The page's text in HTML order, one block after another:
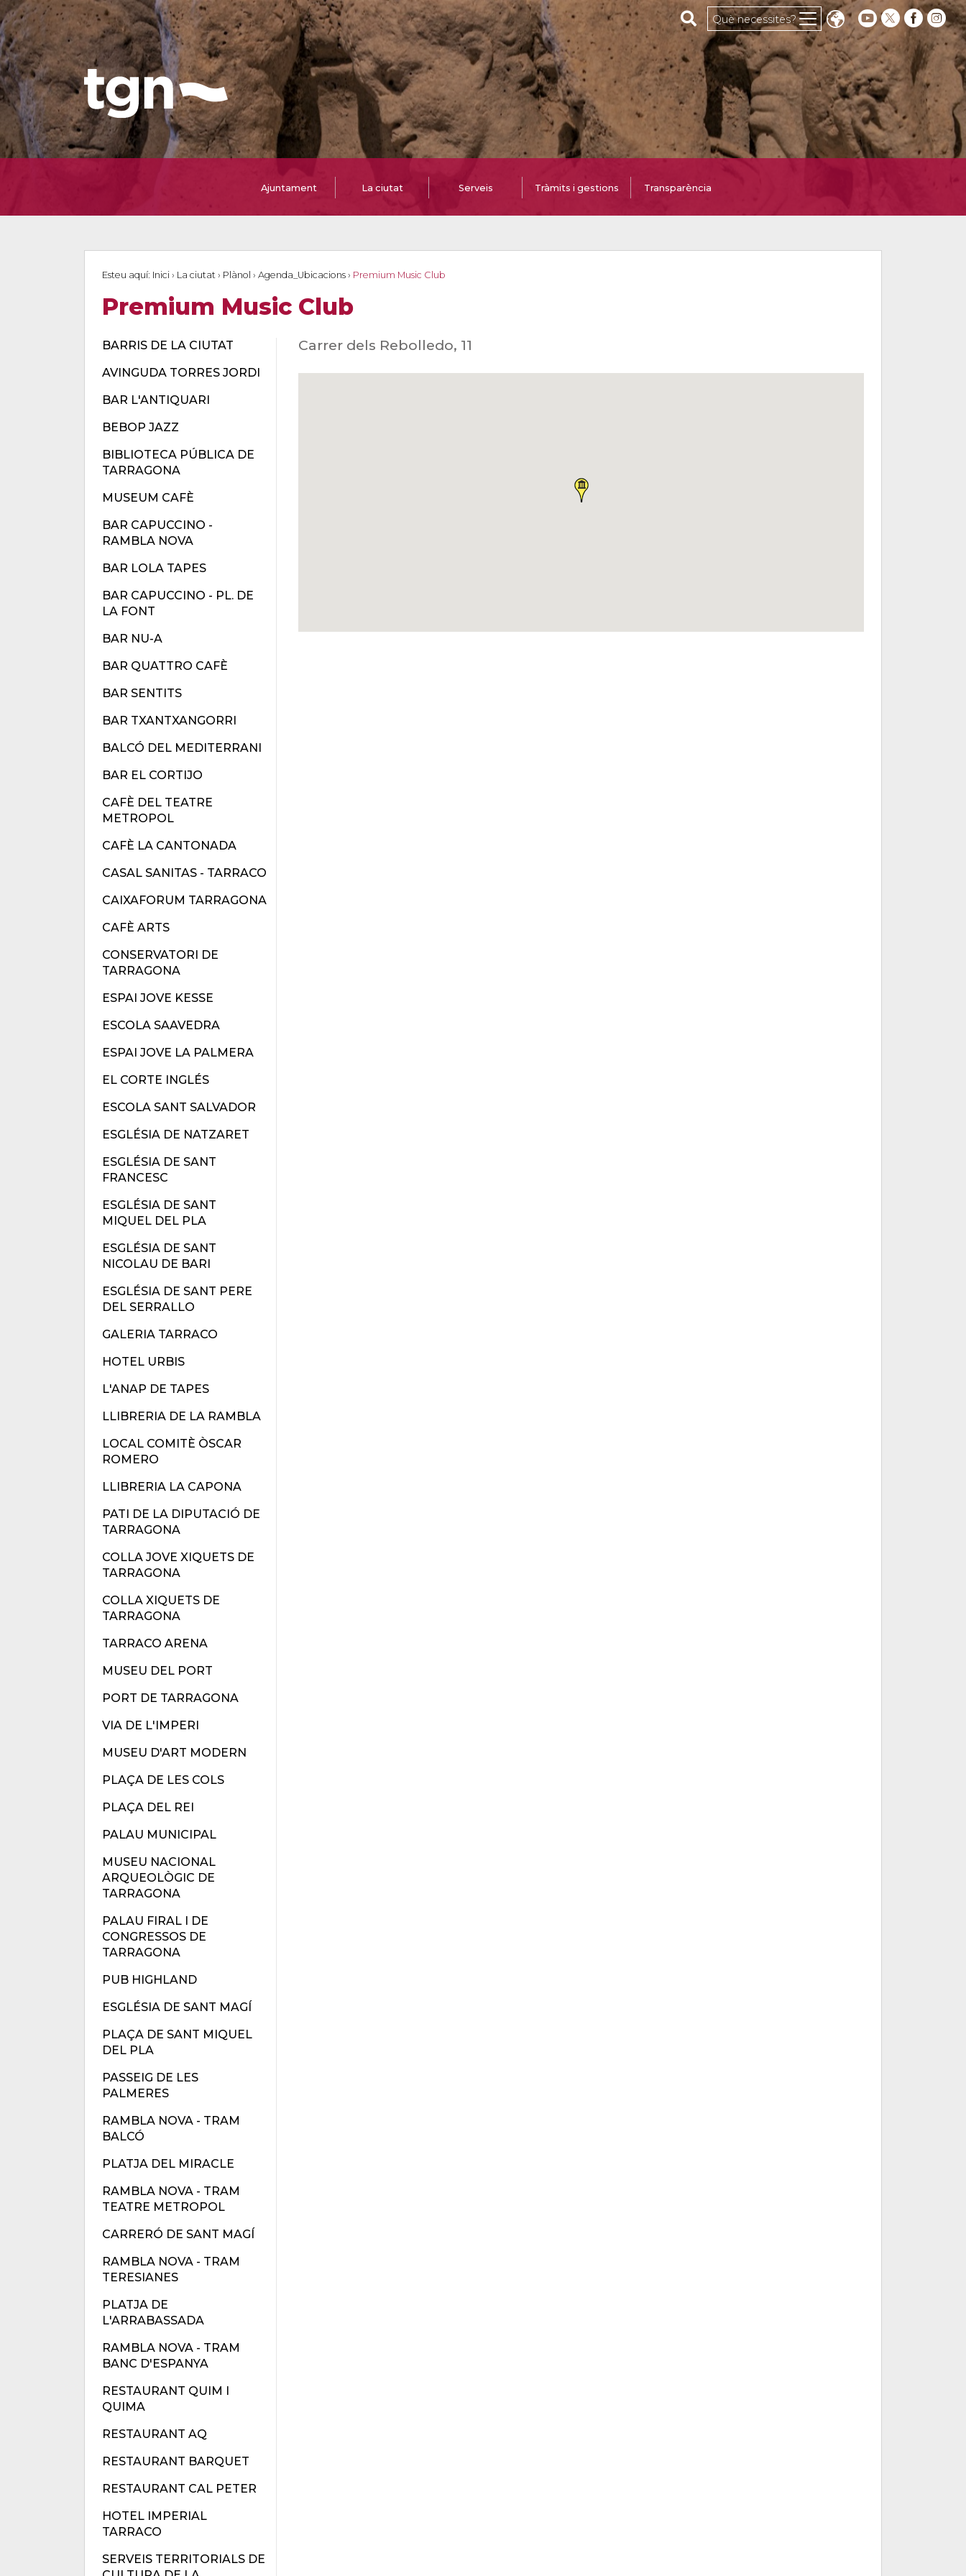
Cerca al web
Què necessites?
Ajuntament La ciutat Serveis Tràmits i gestions Transparència
Esteu aquí: Inici › La ciutat › Plànol › Agenda_Ubicacions › Premium Music Club
Premium Music Club
BARRIS DE LA CIUTAT
AVINGUDA TORRES JORDI
BAR L'ANTIQUARI
BEBOP JAZZ
BIBLIOTECA PÚBLICA DE
TARRAGONA
MUSEUM CAFÈ
BAR CAPUCCINO -
RAMBLA NOVA
BAR LOLA TAPES
BAR CAPUCCINO - PL. DE
LA FONT
BAR NU-A
BAR QUATTRO CAFÈ
BAR SENTITS
BAR TXANTXANGORRI
BALCÓ DEL MEDITERRANI
BAR EL CORTIJO
CAFÈ DEL TEATRE
METROPOL
CAFÈ LA CANTONADA
CASAL SANITAS - TARRACO
CAIXAFORUM TARRAGONA
CAFÈ ARTS
CONSERVATORI DE
TARRAGONA
ESPAI JOVE KESSE
ESCOLA SAAVEDRA
ESPAI JOVE LA PALMERA
EL CORTE INGLÉS
ESCOLA SANT SALVADOR
ESGLÉSIA DE NATZARET
ESGLÉSIA DE SANT
FRANCESC
ESGLÉSIA DE SANT
MIQUEL DEL PLA
ESGLÉSIA DE SANT
NICOLAU DE BARI
ESGLÉSIA DE SANT PERE
DEL SERRALLO
GALERIA TARRACO
HOTEL URBIS
L'ANAP DE TAPES
LLIBRERIA DE LA RAMBLA
LOCAL COMITÈ ÒSCAR
ROMERO
LLIBRERIA LA CAPONA
PATI DE LA DIPUTACIÓ DE
TARRAGONA
COLLA JOVE XIQUETS DE
TARRAGONA
COLLA XIQUETS DE
TARRAGONA
TARRACO ARENA
MUSEU DEL PORT
PORT DE TARRAGONA
VIA DE L'IMPERI
MUSEU D'ART MODERN
PLAÇA DE LES COLS
PLAÇA DEL REI
PALAU MUNICIPAL
MUSEU NACIONAL
ARQUEOLÒGIC DE
TARRAGONA
PALAU FIRAL I DE
CONGRESSOS DE
TARRAGONA
PUB HIGHLAND
ESGLÉSIA DE SANT MAGÍ
PLAÇA DE SANT MIQUEL
DEL PLA
PASSEIG DE LES
PALMERES
RAMBLA NOVA - TRAM
BALCÓ
PLATJA DEL MIRACLE
RAMBLA NOVA - TRAM
TEATRE METROPOL
CARRERÓ DE SANT MAGÍ
RAMBLA NOVA - TRAM
TERESIANES
PLATJA DE
L'ARRABASSADA
RAMBLA NOVA - TRAM
BANC D'ESPANYA
RESTAURANT QUIM I
QUIMA
RESTAURANT AQ
RESTAURANT BARQUET
RESTAURANT CAL PETER
HOTEL IMPERIAL
TARRACO
SERVEIS TERRITORIALS DE
Carrer dels Rebolledo, 11